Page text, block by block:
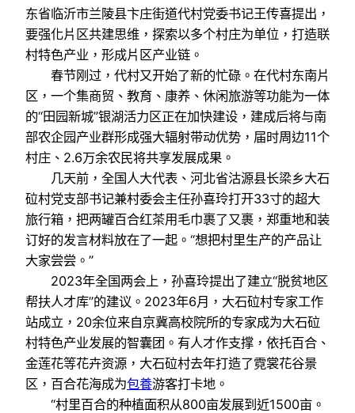
东省临沂市兰陵县卞庄街道代村党委书记王传喜提出，
要强化片区共建思维，探索以多个村庄为单位，打造联
村特色产业，形成片区产业链。
春节刚过，代村又开始了新的忙碌。在代村东南片
区，一个集商贸、教育、康养、休闲旅游等功能为一体
的“田园新城”银湖活力区正在加快建设，建成后将与南
部农企园产业群形成强大辐射带动优势，届时周边11个
村庄、2.6万余农民将共享发展成果。
几天前，全国人大代表、河北省沽源县长梁乡大石
砬村党支部书记兼村委会主任孙喜玲打开33寸的超大
旅行箱，把两罐百合红茶用毛巾裹了又裹，郑重地和装
订好的发言材料放在了一起。“想把村里生产的产品让
大家尝尝。”
2023年全国两会上，孙喜玲提出了建立“脱贫地区
帮扶人才库”的建议。2023年6月，大石砬村专家工作
站成立，20余位来自京冀高校院所的专家成为大石砬
村特色产业发展的智囊团。有人才作支撑，依托百合、
金莲花等花卉资源，大石砬村去年打造了霓裳花谷景
区，百合花海成为包養游客打卡地。
“村里百合的种植面积从800亩发展到近1500亩。